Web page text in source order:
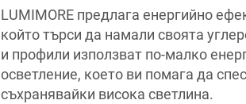
LUMIMORE предлага енергийно
който търси да намали своята
и профили използват по-малко
осветление, което ви помага да
съхранявайки висока светлина.